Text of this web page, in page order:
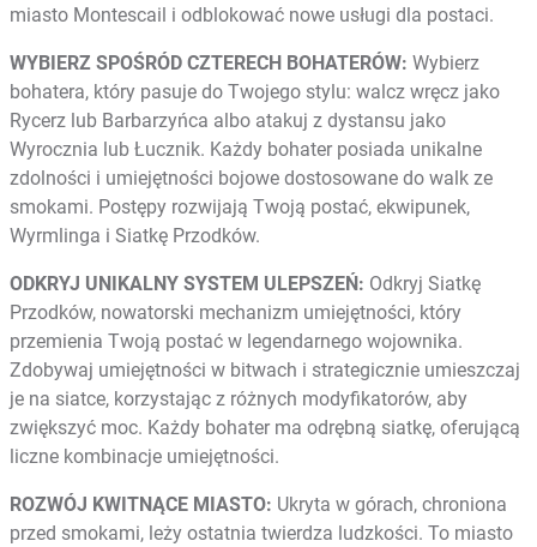
miasto Montescail i odblokować nowe usługi dla postaci.
WYBIERZ SPOŚRÓD CZTERECH BOHATERÓW: Wybierz
bohatera, który pasuje do Twojego stylu: walcz wręcz jako
Rycerz lub Barbarzyńca albo atakuj z dystansu jako
Wyrocznia lub Łucznik. Każdy bohater posiada unikalne
zdolności i umiejętności bojowe dostosowane do walk ze
smokami. Postępy rozwijają Twoją postać, ekwipunek,
Wyrmlinga i Siatkę Przodków.
ODKRYJ UNIKALNY SYSTEM ULEPSZEŃ: Odkryj Siatkę
Przodków, nowatorski mechanizm umiejętności, który
przemienia Twoją postać w legendarnego wojownika.
Zdobywaj umiejętności w bitwach i strategicznie umieszczaj
je na siatce, korzystając z różnych modyfikatorów, aby
zwiększyć moc. Każdy bohater ma odrębną siatkę, oferującą
liczne kombinacje umiejętności.
ROZWÓJ KWITNĄCE MIASTO: Ukryta w górach, chroniona
przed smokami, leży ostatnia twierdza ludzkości. To miasto